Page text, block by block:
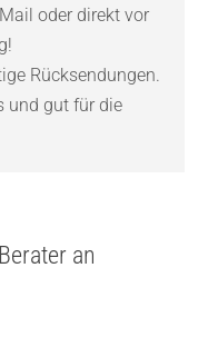
oder direkt vor
!
Rücksendungen.
und gut für die
an